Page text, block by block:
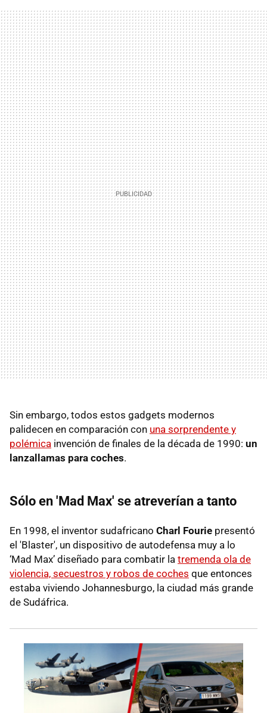
Sin embargo, todos estos gadgets modernos
palidecen en comparación con una sorprendente y
polémica invención de finales de la década de 1990: un
lanzallamas para coches.
Sólo en 'Mad Max' se atreverían a tanto
En 1998, el inventor sudafricano Charl Fourie presentó
el 'Blaster', un dispositivo de autodefensa muy a lo
‘Mad Max’ diseñado para combatir la tremenda ola de
violencia, secuestros y robos de coches que entonces
estaba viviendo Johannesburgo, la ciudad más grande
de Sudáfrica.